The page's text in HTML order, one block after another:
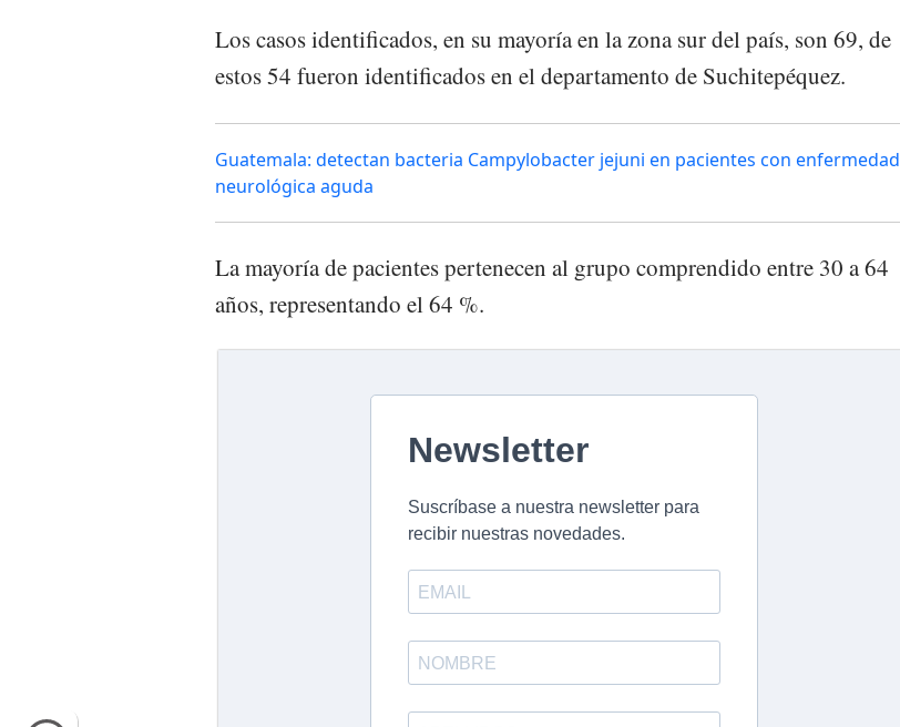
Los casos identificados, en su mayoría en la zona sur del país, son 69, de
estos 54 fueron identificados en el departamento de Suchitepéquez.
Guatemala: detectan bacteria Campylobacter jejuni en pacientes con enfermedad
neurológica aguda
La mayoría de pacientes pertenecen al grupo comprendido entre 30 a 64
años, representando el 64 %.